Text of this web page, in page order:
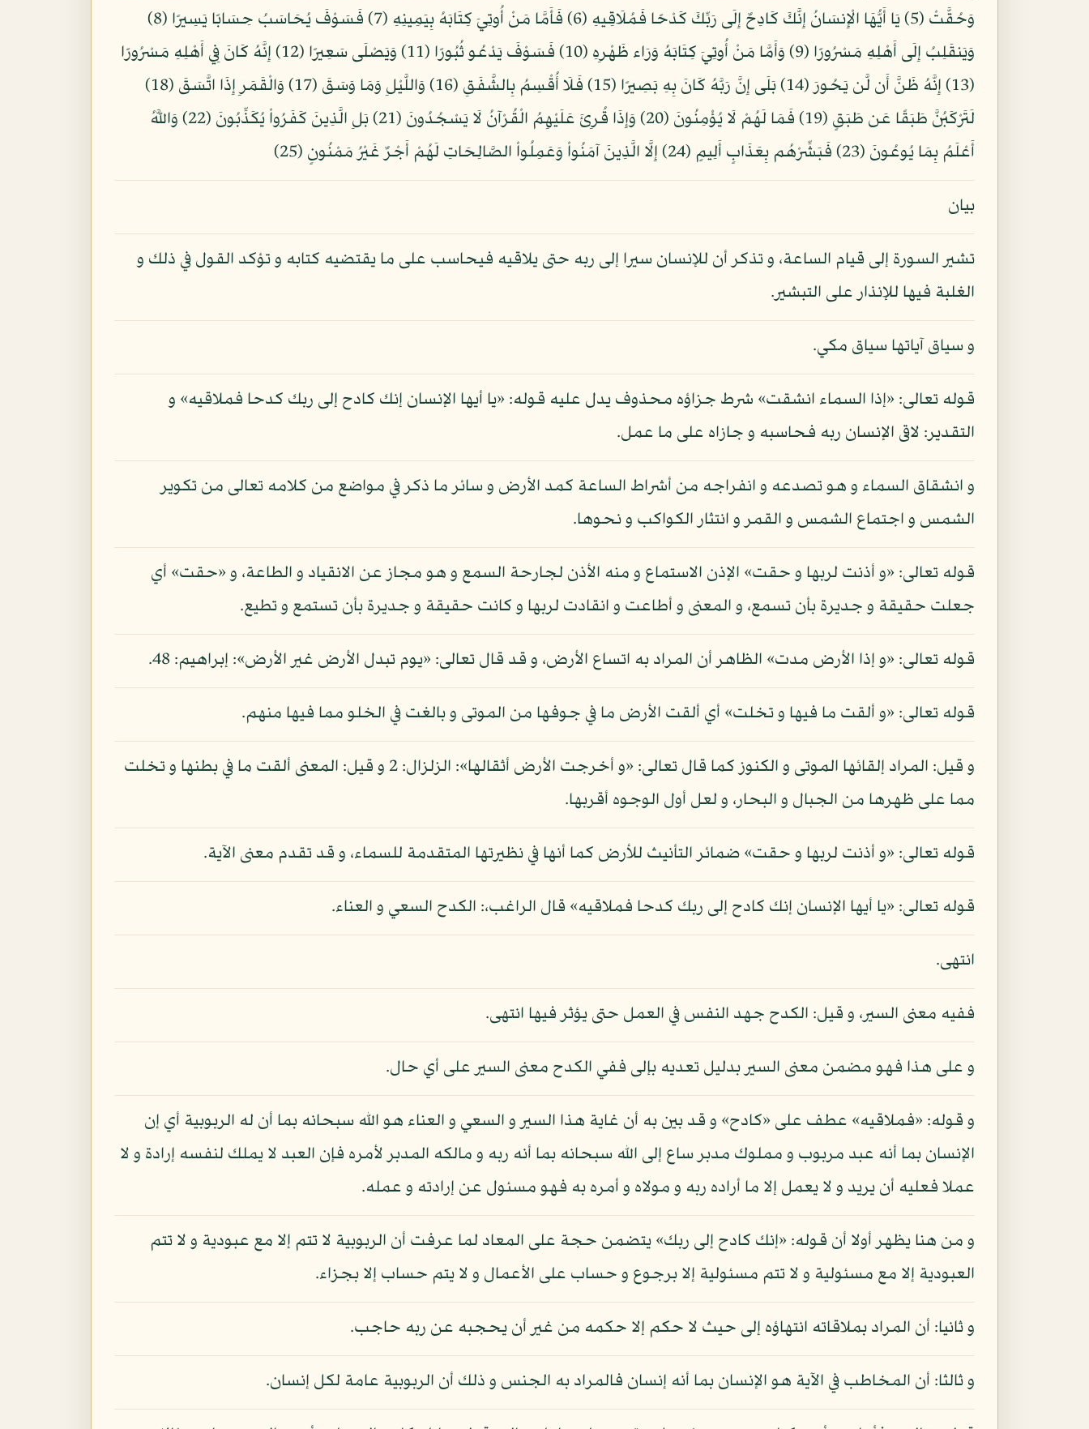
وَحُقَّتْ (5) يَا أَيُّهَا الْإِنسَانُ إِنَّكَ كَادِحٌ إِلَى رَبِّكَ كَدْحًا فَمُلَاقِيهِ (6) فَأَمَّا مَنْ أُوتِيَ كِتَابَهُ بِيَمِينِهِ (7) فَسَوْفَ يُحَاسَبُ حِسَابًا يَسِيرًا (8)
وَيَنقَلِبُ إِلَى أَهْلِهِ مَسْرُورًا (9) وَأَمَّا مَنْ أُوتِيَ كِتَابَهُ وَرَاء ظَهْرِهِ (10) فَسَوْفَ يَدْعُو ثُبُورًا (11) وَيَصْلَى سَعِيرًا (12) إِنَّهُ كَانَ فِي أَهْلِهِ مَسْرُورًا
(13) إِنَّهُ ظَنَّ أَن لَّن يَحُورَ (14) بَلَى إِنَّ رَبَّهُ كَانَ بِهِ بَصِيرًا (15) فَلَا أُقْسِمُ بِالشَّفَقِ (16) وَاللَّيْلِ وَمَا وَسَقَ (17) وَالْقَمَرِ إِذَا اتَّسَقَ (18)
لَتَرْكَبُنَّ طَبَقًا عَن طَبَقٍ (19) فَمَا لَهُمْ لَا يُؤْمِنُونَ (20) وَإِذَا قُرِئَ عَلَيْهِمُ الْقُرْآنُ لَا يَسْجُدُونَ (21) بَلِ الَّذِينَ كَفَرُواْ يُكَذِّبُونَ (22) وَاللَّهُ
أَعْلَمُ بِمَا يُوعُونَ (23) فَبَشِّرْهُم بِعَذَابٍ أَلِيمٍ (24) إِلَّا الَّذِينَ آمَنُواْ وَعَمِلُواْ الصَّالِحَاتِ لَهُمْ أَجْرٌ غَيْرُ مَمْنُونٍ (25)
بيان
تشير السورة إلى قيام الساعة، و تذكر أن للإنسان سيرا إلى ربه حتى يلاقيه فيحاسب على ما يقتضيه كتابه و تؤكد القول في ذلك و
الغلبة فيها للإنذار على التبشير.
و سياق آياتها سياق مكي.
قوله تعالى: «إذا السماء انشقت» شرط جزاؤه محذوف يدل عليه قوله: «يا أيها الإنسان إنك كادح إلى ربك كدحا فملاقيه» و
التقدير: لاقى الإنسان ربه فحاسبه و جازاه على ما عمل.
و انشقاق السماء و هو تصدعه و انفراجه من أشراط الساعة كمد الأرض و سائر ما ذكر في مواضع من كلامه تعالى من تكوير
الشمس و اجتماع الشمس و القمر و انتثار الكواكب و نحوها.
قوله تعالى: «و أذنت لربها و حقت» الإذن الاستماع و منه الأذن لجارحة السمع و هو مجاز عن الانقياد و الطاعة، و «حقت» أي
جعلت حقيقة و جديرة بأن تسمع، و المعنى و أطاعت و انقادت لربها و كانت حقيقة و جديرة بأن تستمع و تطيع.
قوله تعالى: «و إذا الأرض مدت» الظاهر أن المراد به اتساع الأرض، و قد قال تعالى: «يوم تبدل الأرض غير الأرض»: إبراهيم: 48.
قوله تعالى: «و ألقت ما فيها و تخلت» أي ألقت الأرض ما في جوفها من الموتى و بالغت في الخلو مما فيها منهم.
و قيل: المراد إلقائها الموتى و الكنوز كما قال تعالى: «و أخرجت الأرض أثقالها»: الزلزال: 2 و قيل: المعنى ألقت ما في بطنها و تخلت
مما على ظهرها من الجبال و البحار، و لعل أول الوجوه أقربها.
قوله تعالى: «و أذنت لربها و حقت» ضمائر التأنيث للأرض كما أنها في نظيرتها المتقدمة للسماء، و قد تقدم معنى الآية.
قوله تعالى: «يا أيها الإنسان إنك كادح إلى ربك كدحا فملاقيه» قال الراغب،: الكدح السعي و العناء.
انتهى.
ففيه معنى السير، و قيل: الكدح جهد النفس في العمل حتى يؤثر فيها انتهى.
و على هذا فهو مضمن معنى السير بدليل تعديه بإلى ففي الكدح معنى السير على أي حال.
و قوله: «فملاقيه» عطف على «كادح» و قد بين به أن غاية هذا السير و السعي و العناء هو الله سبحانه بما أن له الربوبية أي إن
الإنسان بما أنه عبد مربوب و مملوك مدبر ساع إلى الله سبحانه بما أنه ربه و مالكه المدبر لأمره فإن العبد لا يملك لنفسه إرادة و لا
عملا فعليه أن يريد و لا يعمل إلا ما أراده ربه و مولاه و أمره به فهو مسئول عن إرادته و عمله.
و من هنا يظهر أولا أن قوله: «إنك كادح إلى ربك» يتضمن حجة على المعاد لما عرفت أن الربوبية لا تتم إلا مع عبودية و لا تتم
العبودية إلا مع مسئولية و لا تتم مسئولية إلا برجوع و حساب على الأعمال و لا يتم حساب إلا بجزاء.
و ثانيا: أن المراد بملاقاته انتهاؤه إلى حيث لا حكم إلا حكمه من غير أن يحجبه عن ربه حاجب.
و ثالثا: أن المخاطب في الآية هو الإنسان بما أنه إنسان فالمراد به الجنس و ذلك أن الربوبية عامة لكل إنسان.